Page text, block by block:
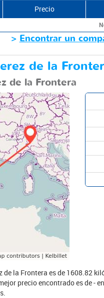
Precio
> Encontrar un
de la
de la Frontera
la Frontera es de 1608.82
precio encontrado es de -